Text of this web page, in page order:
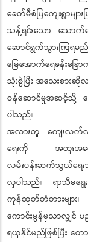
ခေတ်မီစံပြကျေးရွာ
သန့်ရှင်းသော သောက်
ဆောင်ရွက်သွားကြရ
မြေအောက်ရေခန်းခြ
သုံးစွဲပြီး အသေးစားဆိုလ
ဝန်ဆောင်မှုအဆင့်သို့ ရ
ပါသည်။
အလားတူ ကျေးလက်
ရေးကို အထူးအလေ
လမ်းပန်းဆက်သွယ်ရေ
လှပါသည်။ ရာသီမရွေ
ကုန်ထုတ်တံတားများ
ကောင်းမွန်မှသာလျှင်
ရယူနိုင်မည်ဖြစ်ပြီး တေ